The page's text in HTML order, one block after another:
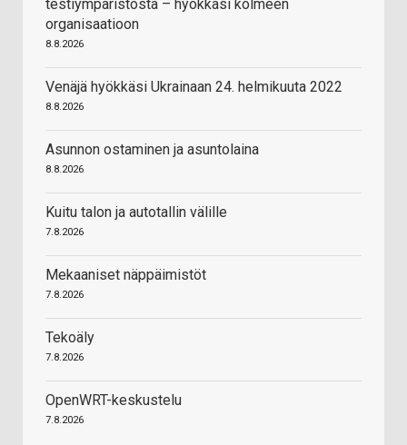
testiympäristöstä – hyökkäsi kolmeen
organisaatioon
8.8.2026
Venäjä hyökkäsi Ukrainaan 24. helmikuuta 2022
8.8.2026
Asunnon ostaminen ja asuntolaina
8.8.2026
Kuitu talon ja autotallin välille
7.8.2026
Mekaaniset näppäimistöt
7.8.2026
Tekoäly
7.8.2026
OpenWRT-keskustelu
7.8.2026